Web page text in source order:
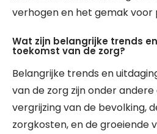
verhogen en het gemak
Wat zijn belangrijke trends
toekomst van de zorg?
Belangrijke trends en
van de zorg zijn onder
vergrijzing van de bevolking,
zorgkosten, en de groeiende